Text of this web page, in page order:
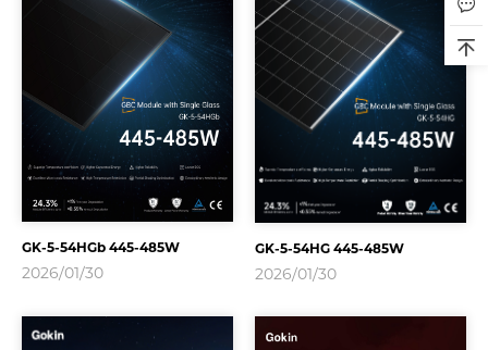
GK-5-54HGb 445-485W
2026/01/30
GK-5-54HG 445-485W
2026/01/30